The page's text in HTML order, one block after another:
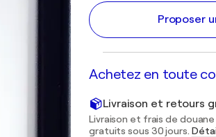
Proposer
Achetez en toute
Livraison et retours
Livraison et frais de douane
gratuits sous 30 jours.